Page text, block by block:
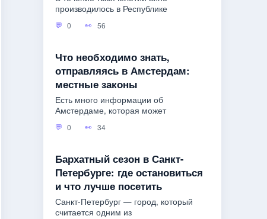
производилось в Республике
0 56
Что необходимо знать,
отправляясь в Амстердам:
местные законы
Есть много информации об
Амстердаме, которая может
0 34
Бархатный сезон в Санкт-
Петербурге: где остановиться
и что лучше посетить
Санкт-Петербург — город, который
считается одним из